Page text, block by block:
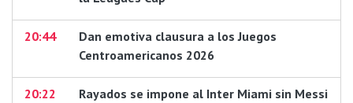
20:44
Dan emotiva clausura a los Juegos
Centroamericanos 2026
20:22
Rayados se impone al Inter Miami sin Messi